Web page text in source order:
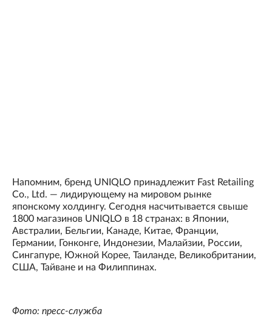
Напомним, бренд UNIQLO принадлежит Fast Retailing
Co., Ltd. — лидирующему на мировом рынке
японскому холдингу. Сегодня насчитывается свыше
1800 магазинов UNIQLO в 18 странах: в Японии,
Австралии, Бельгии, Канаде, Китае, Франции,
Германии, Гонконге, Индонезии, Малайзии, России,
Сингапуре, Южной Корее, Таиланде, Великобритании,
США, Тайване и на Филиппинах.
Фото: пресс-служба